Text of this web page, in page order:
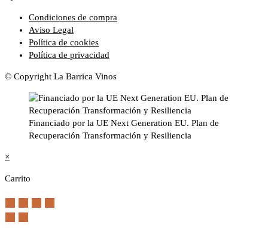
Condiciones de compra
Aviso Legal
Política de cookies
Política de privacidad
© Copyright La Barrica Vinos
Financiado por la UE Next Generation EU. Plan de
Recuperación Transformación y Resiliencia
×
Carrito